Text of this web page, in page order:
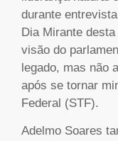
durante
Dia Mirante
visão do
legado, mas não
após se tornar
Federal (STF).
Adelmo Soares